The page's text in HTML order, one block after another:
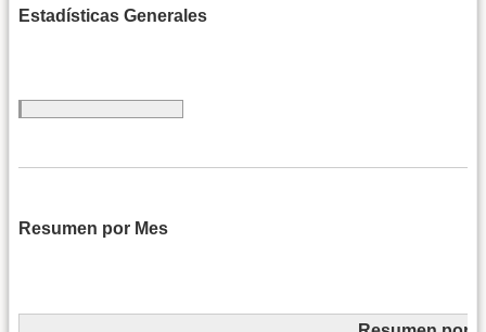
Estadísticas Generales
Resumen por Mes